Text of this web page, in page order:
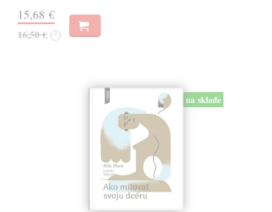
15,68 €
16,50 € ?
na sklade